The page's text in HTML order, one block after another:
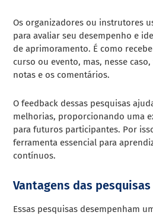
Os organizadores ou instrutores
para avaliar seu desempenho e
de aprimoramento. É como
curso ou evento, mas, nesse
notas e os comentários.
O feedback dessas pesquisas
melhorias, proporcionando uma
para futuros participantes. Por
ferramenta essencial para
contínuos.
Vantagens das
Essas pesquisas desempenham